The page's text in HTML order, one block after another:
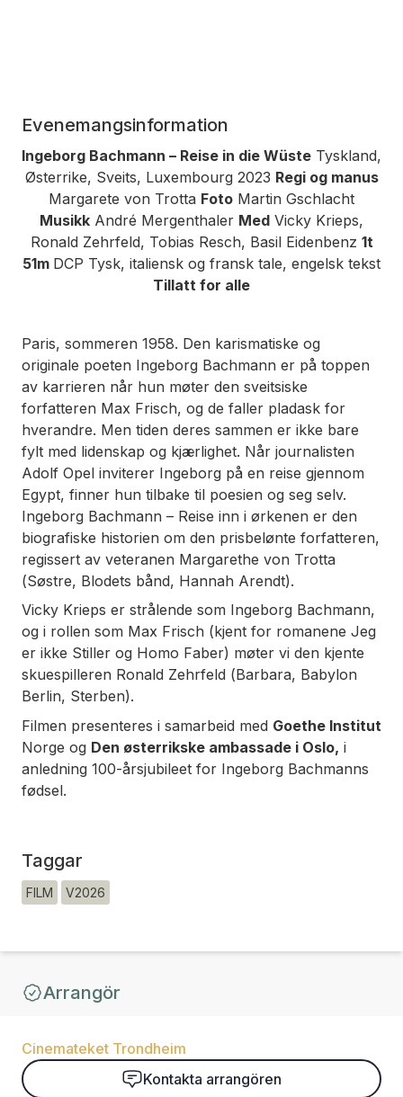
Evenemangsinformation
Ingeborg Bachmann – Reise in die Wüste Tyskland,
Østerrike, Sveits, Luxembourg 2023 Regi og manus
Margarete von Trotta Foto Martin Gschlacht
Musikk André Mergenthaler Med Vicky Krieps,
Ronald Zehrfeld, Tobias Resch, Basil Eidenbenz 1t
51m DCP Tysk, italiensk og fransk tale, engelsk tekst
Tillatt for alle
Paris, sommeren 1958. Den karismatiske og
originale poeten Ingeborg Bachmann er på toppen
av karrieren når hun møter den sveitsiske
forfatteren Max Frisch, og de faller pladask for
hverandre. Men tiden deres sammen er ikke bare
fylt med lidenskap og kjærlighet. Når journalisten
Adolf Opel inviterer Ingeborg på en reise gjennom
Egypt, finner hun tilbake til poesien og seg selv.
Ingeborg Bachmann – Reise inn i ørkenen er den
biografiske historien om den prisbelønte forfatteren,
regissert av veteranen Margarethe von Trotta
(Søstre, Blodets bånd, Hannah Arendt).
Vicky Krieps er strålende som Ingeborg Bachmann,
og i rollen som Max Frisch (kjent for romanene Jeg
er ikke Stiller og Homo Faber) møter vi den kjente
skuespilleren Ronald Zehrfeld (Barbara, Babylon
Berlin, Sterben).
Filmen presenteres i samarbeid med Goethe Institut
Norge og Den østerrikske ambassade i Oslo, i
anledning 100-årsjubileet for Ingeborg Bachmanns
fødsel.
Taggar
FILM V2026
Arrangör
Cinemateket Trondheim
Kontakta arrangören